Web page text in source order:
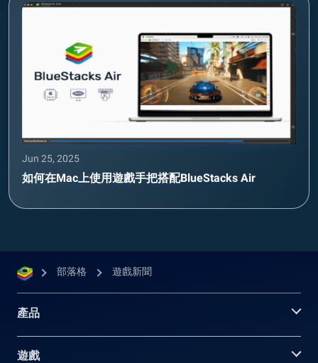
Jun 25, 2025
如何在Mac上使用遊戲手把搭配BlueStacks Air
部落格 遊戲新聞
產品
遊戲